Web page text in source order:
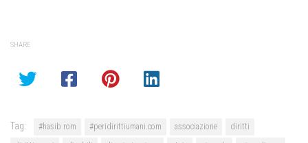
SHARE
Tag: #hasib rom #peridirittiumani.com associazione
diritti